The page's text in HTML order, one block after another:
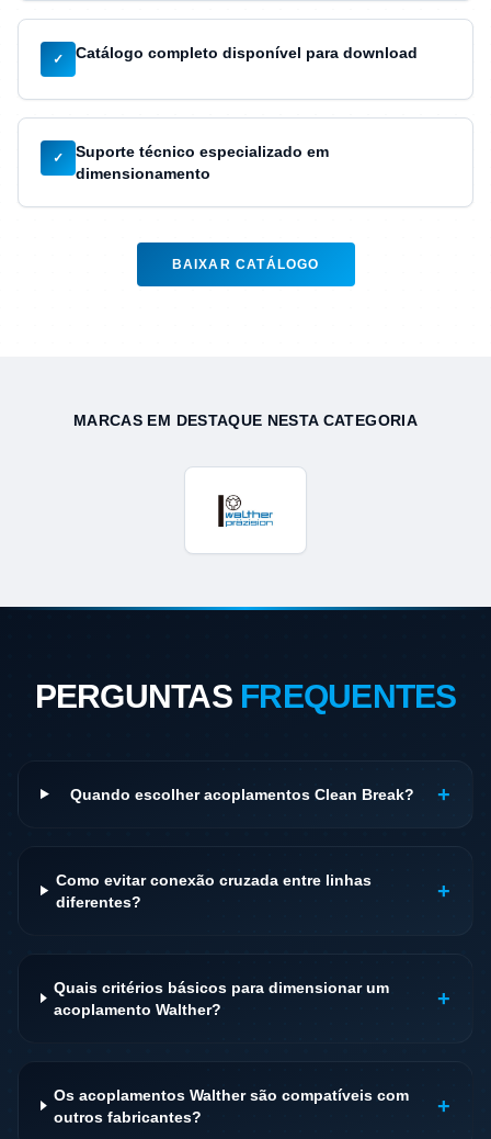
✓ Catálogo completo disponível para download
✓
Suporte técnico especializado em
dimensionamento
BAIXAR CATÁLOGO
MARCAS EM DESTAQUE NESTA CATEGORIA
PERGUNTAS FREQUENTES
Quando escolher acoplamentos Clean Break? +
Como evitar conexão cruzada entre linhas
diferentes?
+
Quais critérios básicos para dimensionar um
acoplamento Walther?
+
Os acoplamentos Walther são compatíveis com
outros fabricantes?
+